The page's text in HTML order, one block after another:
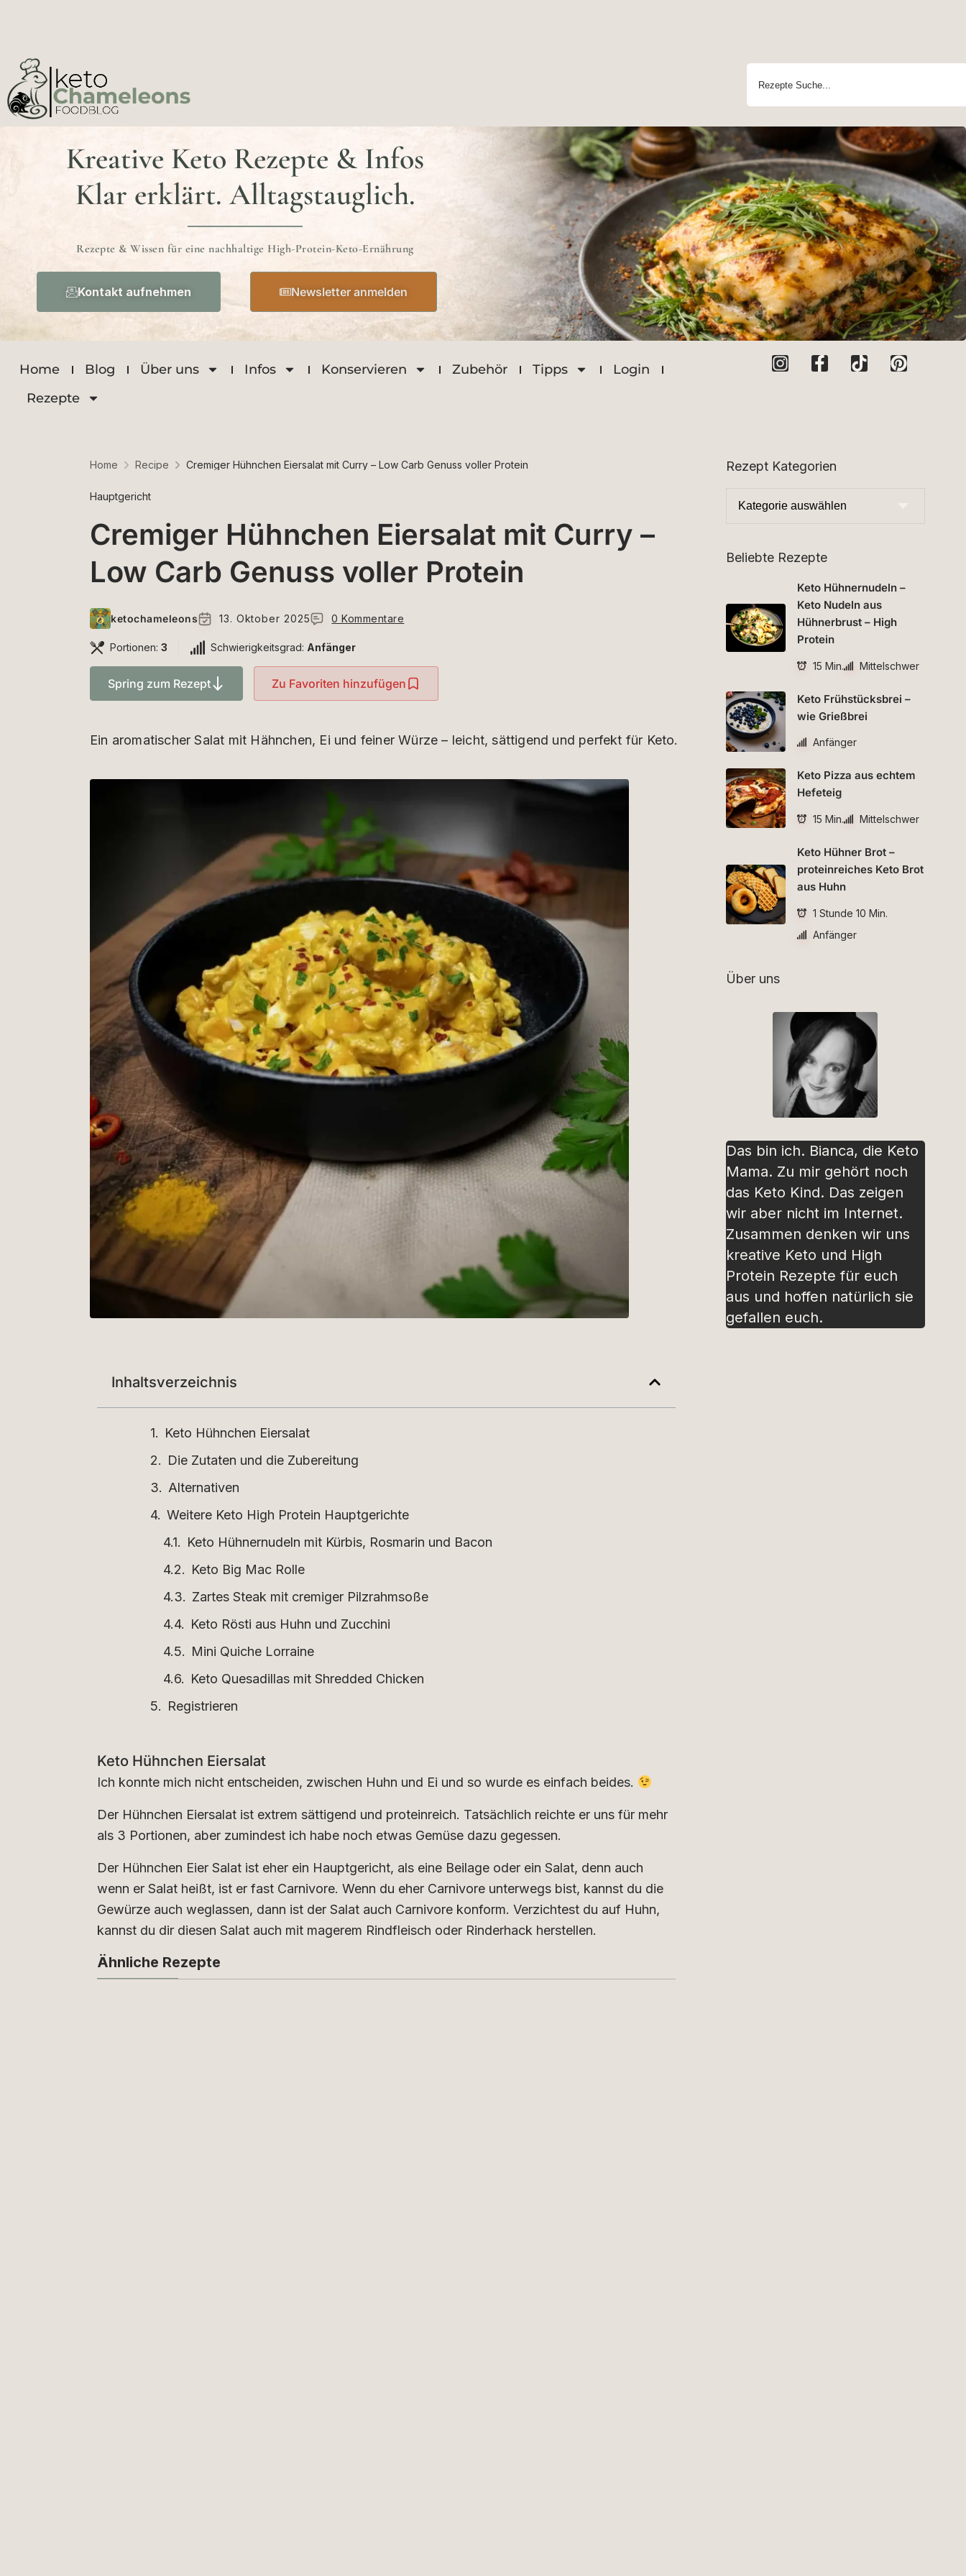
Kreative Keto Rezepte & Infos
Klar erklärt. Alltagstauglich.
Rezepte & Wissen für eine nachhaltige High-Protein-Keto-Ernährung
Kontakt aufnehmen Newsletter anmelden
Home Blog Über uns Infos Konservieren Zubehör Tipps
Login
Rezepte
Home Recipe Cremiger Hühnchen Eiersalat mit Curry – Low Carb Genuss voller Protein
Hauptgericht
Cremiger Hühnchen Eiersalat mit Curry –
Low Carb Genuss voller Protein
ketochameleons 13. Oktober 2025 0 Kommentare
Portionen: 3 Schwierigkeitsgrad: Anfänger
Spring zum Rezept Zu Favoriten hinzufügen
Ein aromatischer Salat mit Hähnchen, Ei und feiner Würze – leicht, sättigend und perfekt für Keto.
Inhaltsverzeichnis
Keto Hühnchen Eiersalat
Die Zutaten und die Zubereitung
Alternativen
Weitere Keto High Protein Hauptgerichte
Keto Hühnernudeln mit Kürbis, Rosmarin und Bacon
Keto Big Mac Rolle
Zartes Steak mit cremiger Pilzrahmsoße
Keto Rösti aus Huhn und Zucchini
Mini Quiche Lorraine
Keto Quesadillas mit Shredded Chicken
Registrieren
Keto Hühnchen Eiersalat
Ich konnte mich nicht entscheiden, zwischen Huhn und Ei und so wurde es einfach beides.
Der Hühnchen Eiersalat ist extrem sättigend und proteinreich. Tatsächlich reichte er uns für mehr
als 3 Portionen, aber zumindest ich habe noch etwas Gemüse dazu gegessen.
Der Hühnchen Eier Salat ist eher ein Hauptgericht, als eine Beilage oder ein Salat, denn auch
wenn er Salat heißt, ist er fast Carnivore. Wenn du eher Carnivore unterwegs bist, kannst du die
Gewürze auch weglassen, dann ist der Salat auch Carnivore konform. Verzichtest du auf Huhn,
kannst du dir diesen Salat auch mit magerem Rindfleisch oder Rinderhack herstellen.
Ähnliche Rezepte
Rezept Kategorien
Beliebte Rezepte
Keto Hühnernudeln –
Keto Nudeln aus
Hühnerbrust – High
Protein
15 Min. Mittelschwer
Keto Frühstücksbrei –
wie Grießbrei
Anfänger
Keto Pizza aus echtem
Hefeteig
15 Min. Mittelschwer
Keto Hühner Brot –
proteinreiches Keto Brot
aus Huhn
1 Stunde 10 Min.
Anfänger
Über uns
Das bin ich. Bianca, die Keto
Mama. Zu mir gehört noch
das Keto Kind. Das zeigen
wir aber nicht im Internet.
Zusammen denken wir uns
kreative Keto und High
Protein Rezepte für euch
aus und hoffen natürlich sie
gefallen euch.